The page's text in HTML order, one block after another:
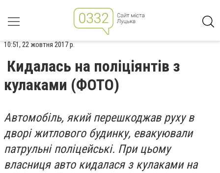
10:51, 22 жовтня 2017 р.
Кидалась на поліціянтів з
кулаками (ФОТО)
Автомобіль, який перешкоджав руху в
дворі житлового будинку, евакуювали
патрульні поліцейські. При цьому
власниця авто кидалася з кулаками на